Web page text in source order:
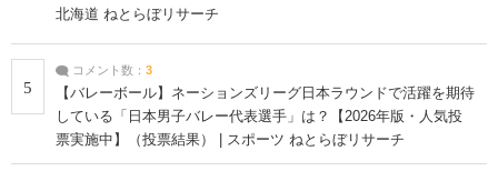
北海道 ねとらぼリサーチ
5
コメント数： 3
【バレーボール】ネーションズリーグ日本ラウンドで活躍を期待
している「日本男子バレー代表選手」は？【2026年版・人気投
票実施中】（投票結果） | スポーツ ねとらぼリサーチ